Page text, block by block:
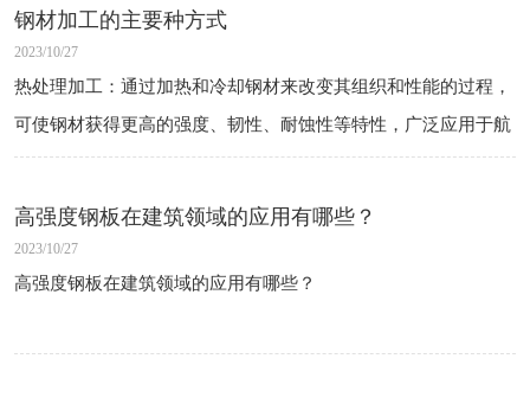
钢材加工的主要种方式
2023/10/27
热处理加工：通过加热和冷却钢材来改变其组织和性能的过程，
可使钢材获得更高的强度、韧性、耐蚀性等特性，广泛应用于航
空航天、汽车、造船、机械制造等领域。
艺，提高钢材的强度、硬度和均匀性，常用于制造 高 强度 结构
件、弹簧、线材等产品。
高强度钢板在建筑领域的应用有哪些？
2023/10/27
高强度钢板在建筑领域的应用有哪些？